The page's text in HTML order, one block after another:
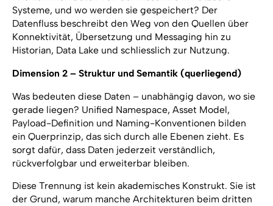
Systeme, und wo werden sie gespeichert? Der
Datenfluss beschreibt den Weg von den Quellen über
Konnektivität, Übersetzung und Messaging hin zu
Historian, Data Lake und schliesslich zur Nutzung.
Dimension 2 – Struktur und Semantik (querliegend)
Was bedeuten diese Daten – unabhängig davon, wo sie
gerade liegen? Unified Namespace, Asset Model,
Payload-Definition und Naming-Konventionen bilden
ein Querprinzip, das sich durch alle Ebenen zieht. Es
sorgt dafür, dass Daten jederzeit verständlich,
rückverfolgbar und erweiterbar bleiben.
Diese Trennung ist kein akademisches Konstrukt. Sie ist
der Grund, warum manche Architekturen beim dritten